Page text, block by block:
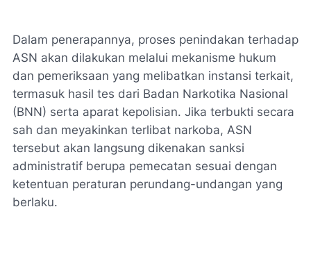
Dalam penerapannya, proses penindakan terhadap
ASN akan dilakukan melalui mekanisme hukum
dan pemeriksaan yang melibatkan instansi terkait,
termasuk hasil tes dari Badan Narkotika Nasional
(BNN) serta aparat kepolisian. Jika terbukti secara
sah dan meyakinkan terlibat narkoba, ASN
tersebut akan langsung dikenakan sanksi
administratif berupa pemecatan sesuai dengan
ketentuan peraturan perundang-undangan yang
berlaku.